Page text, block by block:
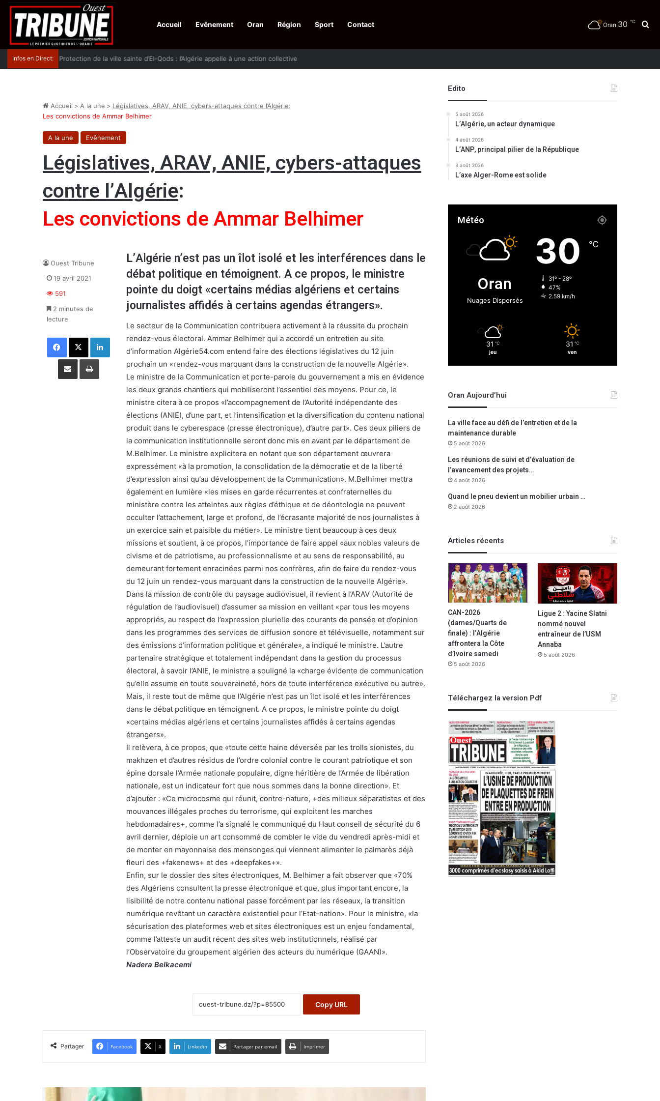
Accueil Evênement Oran Région Sport Contact Oran 30 ℃
Infos en Direct: Protection de la ville sainte d’El-Qods : l’Algérie appelle à une action collective
Accueil > A la une > Législatives, ARAV, ANIE, cybers-attaques contre l’Algérie:
Les convictions de Ammar Belhimer
A la une Evênement
Législatives, ARAV, ANIE, cybers-attaques
contre l’Algérie:
Les convictions de Ammar Belhimer
L’Algérie n’est pas un îlot isolé et les interférences dans le
débat politique en témoignent. A ce propos, le ministre
pointe du doigt «certains médias algériens et certains
journalistes affidés à certains agendas étrangers».
Le secteur de la Communication contribuera activement à la réussite du prochain
rendez-vous électoral. Ammar Belhimer qui a accordé un entretien au site
d’information Algérie54.com entend faire des élections législatives du 12 juin
prochain un «rendez-vous marquant dans la construction de la nouvelle Algérie».
Le ministre de la Communication et porte-parole du gouvernement a mis en évidence
les deux grands chantiers qui mobiliseront l’essentiel des moyens. Pour ce, le
ministre citera à ce propos «l’accompagnement de l’Autorité indépendante des
élections (ANIE), d’une part, et l’intensification et la diversification du contenu national
produit dans le cyberespace (presse électronique), d’autre part». Ces deux piliers de
la communication institutionnelle seront donc mis en avant par le département de
M.Belhimer. Le ministre explicitera en notant que son département œuvrera
expressément «à la promotion, la consolidation de la démocratie et de la liberté
d’expression ainsi qu’au développement de la Communication». M.Belhimer mettra
également en lumière «les mises en garde récurrentes et confraternelles du
ministère contre les atteintes aux règles d’éthique et de déontologie ne peuvent
occulter l’attachement, large et profond, de l’écrasante majorité de nos journalistes à
un exercice sain et paisible du métier». Le ministre tient beaucoup à ces deux
missions et soutient, à ce propos, l’importance de faire appel «aux nobles valeurs de
civisme et de patriotisme, au professionnalisme et au sens de responsabilité, au
demeurant fortement enracinées parmi nos confrères, afin de faire du rendez-vous
du 12 juin un rendez-vous marquant dans la construction de la nouvelle Algérie».
Dans la mission de contrôle du paysage audiovisuel, il revient à l’ARAV (Autorité de
régulation de l’audiovisuel) d’assumer sa mission en veillant «par tous les moyens
appropriés, au respect de l’expression plurielle des courants de pensée et d’opinion
dans les programmes des services de diffusion sonore et télévisuelle, notamment sur
des émissions d’information politique et générale», a indiqué le ministre. L’autre
partenaire stratégique et totalement indépendant dans la gestion du processus
électoral, à savoir l’ANIE, le ministre a souligné la «charge évidente de communication
qu’elle assume en toute souveraineté, hors de toute interférence exécutive ou autre».
Mais, il reste tout de même que l’Algérie n’est pas un îlot isolé et les interférences
dans le débat politique en témoignent. A ce propos, le ministre pointe du doigt
«certains médias algériens et certains journalistes affidés à certains agendas
étrangers».
Il relèvera, à ce propos, que «toute cette haine déversée par les trolls sionistes, du
makhzen et d’autres résidus de l’ordre colonial contre le courant patriotique et son
épine dorsale l’Armée nationale populaire, digne héritière de l’Armée de libération
nationale, est un indicateur fort que nous sommes dans la bonne direction». Et
d’ajouter : «Ce microcosme qui réunit, contre-nature, +des milieux séparatistes et des
mouvances illégales proches du terrorisme, qui exploitent les marches
hebdomadaires+, comme l’a signalé le communiqué du Haut conseil de sécurité du 6
avril dernier, déploie un art consommé de combler le vide du vendredi après-midi et
de monter en mayonnaise des mensonges qui viennent alimenter le palmarès déjà
fleuri des +fakenews+ et des +deepfakes+».
Enfin, sur le dossier des sites électroniques, M. Belhimer a fait observer que «70%
des Algériens consultent la presse électronique et que, plus important encore, la
lisibilité de notre contenu national passe forcément par les réseaux, la transition
numérique revêtant un caractère existentiel pour l’Etat-nation». Pour le ministre, «la
sécurisation des plateformes web et sites électroniques est un enjeu fondamental,
comme l’atteste un audit récent des sites web institutionnels, réalisé par
l’Observatoire du groupement algérien des acteurs du numérique (GAAN)».
Nadera Belkacemi
Copy URL
Ouest Tribune
19 avril 2021
591
2 minutes de
lecture
Facebook X Linkedin
Partager par email Imprimer
Partager Facebook X Linkedin Partager par email Imprimer
Edito
5 août 2026
L’Algérie, un acteur dynamique
4 août 2026
L’ANP, principal pilier de la République
3 août 2026
L’axe Alger-Rome est solide
Météo
Oran
Nuages Dispersés
30 ℃
31º - 28º
47%
2.59 km/h
31 ℃
jeu
31 ℃
ven
Oran Aujourd’hui
La ville face au défi de l’entretien et de la
maintenance durable
5 août 2026
Les réunions de suivi et d’évaluation de
l’avancement des projets…
4 août 2026
Quand le pneu devient un mobilier urbain …
2 août 2026
Articles récents
CAN-2026
(dames/Quarts de
finale) : l’Algérie
affrontera la Côte
d’Ivoire samedi
5 août 2026
Ligue 2 : Yacine Slatni
nommé nouvel
entraîneur de l’USM
Annaba
5 août 2026
Téléchargez la version Pdf